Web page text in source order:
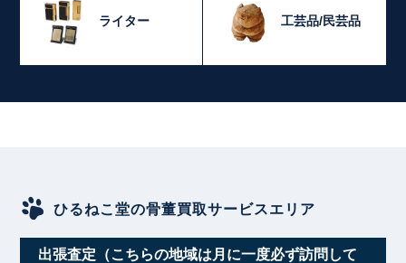
ライター 工芸品/民芸品
ひるねこ堂の骨董買取サービスエリア
出張査定（こちらの地域は月に一度必ず訪問して